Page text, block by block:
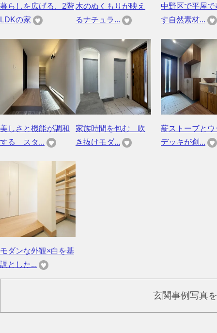
暮らしを広げる、2階
LDKの家
木のぬくもりが映え
るナチュラ...
中野区で平屋で
す自然素材...
美しさと機能が調和
する スタ...
家族時間を包む 吹
き抜けモダ...
薪ストーブとウ
デッキが創...
モダンな外観×白を基
調とした...
玄関事例写真